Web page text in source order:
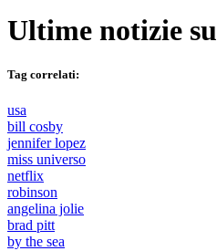
Ultime notizie su
Tag correlati:
usa
bill cosby
jennifer lopez
miss universo
netflix
robinson
angelina jolie
brad pitt
by the sea